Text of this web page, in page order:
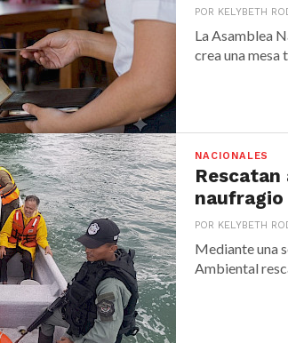
POR KELYBETH
La Asamblea
crea una mesa
NACIONALES
naufragio
POR KELYBETH
Mediante una
Ambiental